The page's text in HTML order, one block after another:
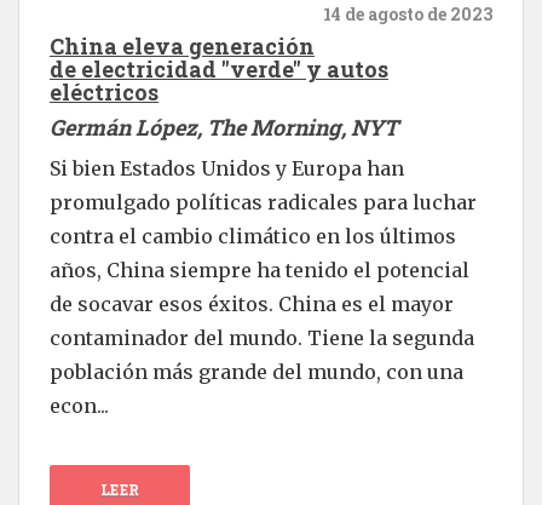
14 de agosto de 2023
China eleva generación
de electricidad "verde" y autos
eléctricos
Germán López, The Morning, NYT
Si bien Estados Unidos y Europa han
promulgado políticas radicales para luchar
contra el cambio climático en los últimos
años, China siempre ha tenido el potencial
de socavar esos éxitos. China es el mayor
contaminador del mundo. Tiene la segunda
población más grande del mundo, con una
econ...
LEER